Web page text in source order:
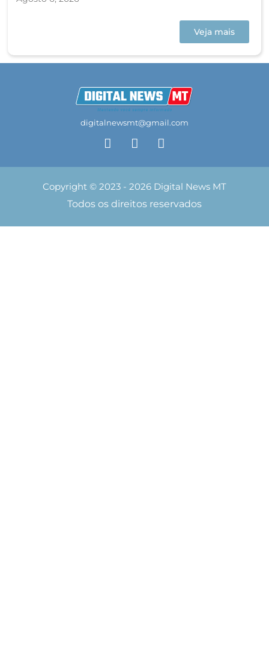
Veja mais
digitalnewsmt@gmail.com
Copyright © 2023 - 2026 Digital News MT
Todos os direitos reservados